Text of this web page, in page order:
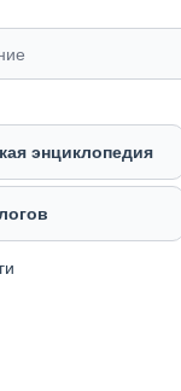
энциклопедия